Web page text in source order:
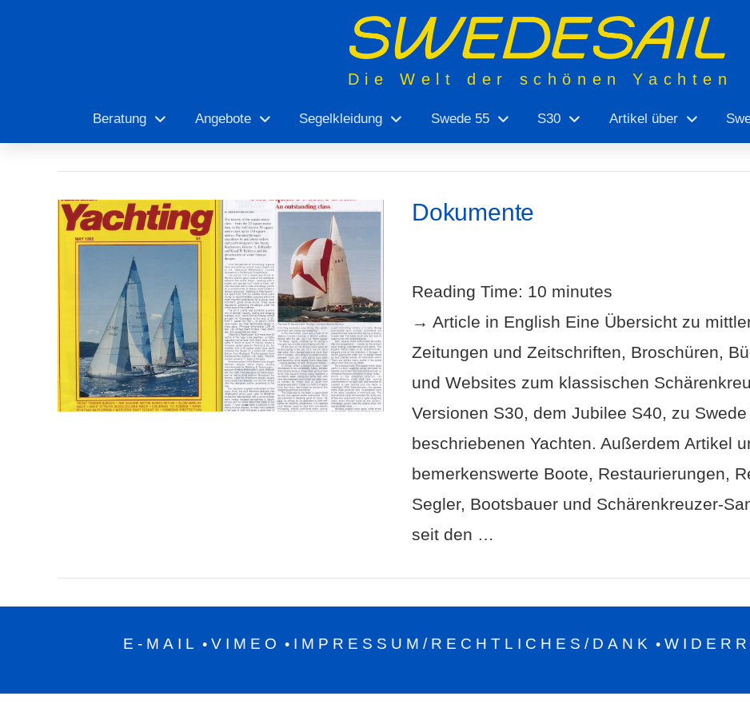
Die Welt der schönen Yachten
Beratung Angebote Segelkleidung Swede 55 S30 Artikel über
Dokumente
Reading Time: 10 minutes
→ Article in English Eine Übersicht zu
Zeitungen und Zeitschriften, Broschüren,
und Websites zum klassischen
Versionen S30, dem Jubilee S40, zu
beschriebenen Yachten. Außerdem Artikel
bemerkenswerte Boote, Restaurierungen,
Segler, Bootsbauer und Schärenkreuzer-
seit den …
E-MAIL • VIMEO • IMPRESSUM/RECHTLICHES/DANK •